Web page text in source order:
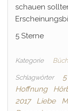
schauen
5 Sterne
Kategorie
Schlagwörter
Hoffnung
2017
Liebe